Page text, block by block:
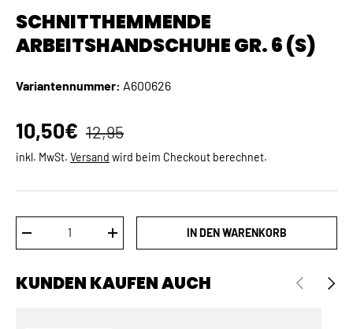
SCHNITTHEMMENDE
ARBEITSHANDSCHUHE GR. 6 (S)
Variantennummer: A600626
Verkaufspreis
10,50€ Normaler Preis
12,95
inkl. MwSt. Versand wird beim Checkout berechnet.
MENGE VERRINGERNMENGE ERHÖHENIN DEN WARENKORB
KUNDEN KAUFEN AUCH VORHERIGE